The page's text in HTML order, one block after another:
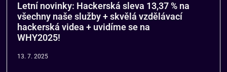
Letní novinky: Hackerská sleva 13,37 % na
všechny naše služby + skvělá vzdělávací
hackerská videa + uvidíme se na
WHY2025!
13. 7. 2025